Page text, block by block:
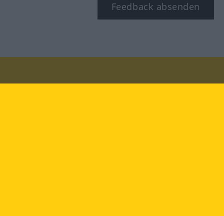
Feedback absenden
Besuchen Sie uns auf: